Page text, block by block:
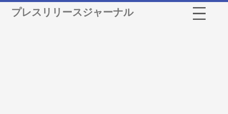
プレスリリースジャーナル